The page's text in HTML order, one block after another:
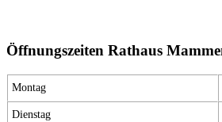
Öffnungszeiten Rathaus
Montag
Dienstag